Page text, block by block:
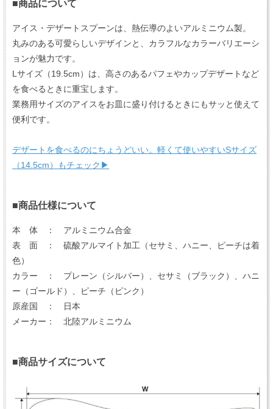
■商品について
アイス・デザートスプーンは、熱伝導のよいアルミニウム製。
丸みのある可愛らしいデザインと、カラフルなカラーバリエーシ
ョンが魅力です。
Lサイズ（19.5cm）は、高さのあるパフェやカップデザートなど
を食べるときに重宝します。
業務用サイズのアイスをお皿に盛り付けるときにもサッと使えて
便利です。
デザートを食べるのにちょうどいい。軽くて使いやすいSサイズ
（14.5cm）もチェック▶
■商品仕様について
本 体 ： アルミニウム合金
表 面 ： 硫酸アルマイト加工（セサミ、ハニー、ピーチは着
色）
カラー ： プレーン（シルバー）、セサミ（ブラック）、ハニ
ー（ゴールド）、ピーチ（ピンク）
原産国 ： 日本
メーカー： 北陸アルミニウム
■商品サイズについて